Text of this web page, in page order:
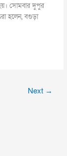
হয়। সোমবার দুপুর
হলেন, বগুড়া
Next →